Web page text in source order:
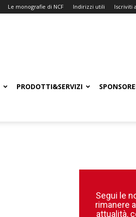
Le monografie di NCF Indirizzi utili Iscriviti
PRODOTTI&SERVIZI
Segui le
rimanere
attualità,